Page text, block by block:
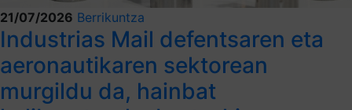
21/07/2026 Berrikuntza
Industrias Mail defentsaren eta
aeronautikaren sektorean
murgildu da, hainbat